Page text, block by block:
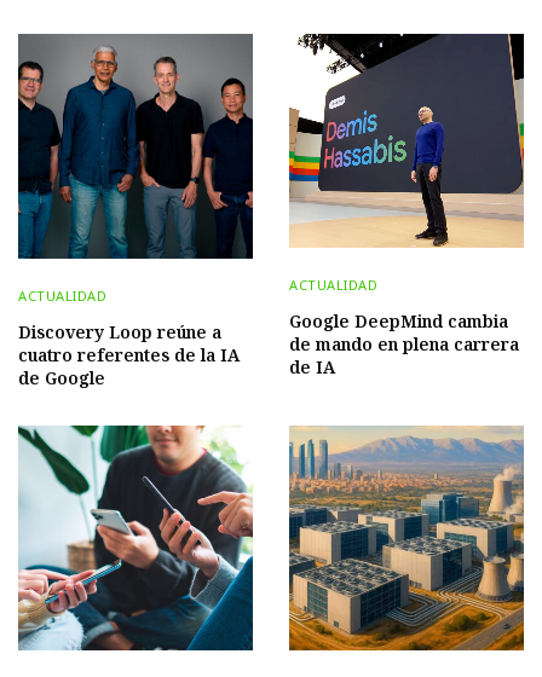
ACTUALIDAD
Discovery Loop reúne a
cuatro referentes de la IA
de Google
ACTUALIDAD
Google DeepMind cambia
de mando en plena carrera
de IA